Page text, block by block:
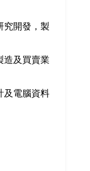
究開發，製
造及買賣業
及電腦資料